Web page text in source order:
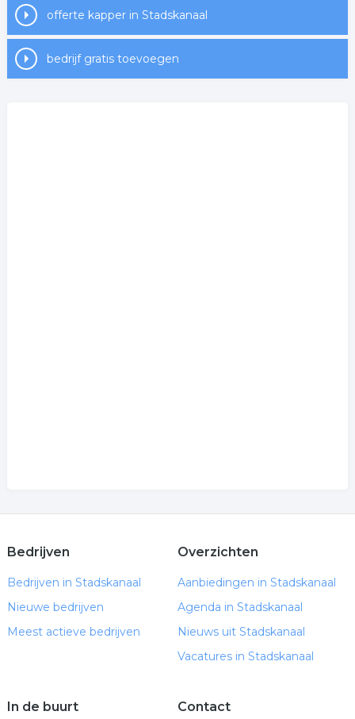
offerte kapper in Stadskanaal
bedrijf gratis toevoegen
Bedrijven
Bedrijven in Stadskanaal
Nieuwe bedrijven
Meest actieve bedrijven
Overzichten
Aanbiedingen in Stadskanaal
Agenda in Stadskanaal
Nieuws uit Stadskanaal
Vacatures in Stadskanaal
In de buurt Contact